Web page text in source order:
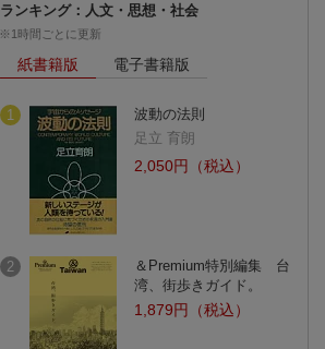
ランキング：人文・思想・社会
※1時間ごとに更新
紙書籍版 電子書籍版
1
波動の法則
足立 育朗
2,050円（税込）
2
＆Premium特別編集 台
湾、街歩きガイド。
1,879円（税込）